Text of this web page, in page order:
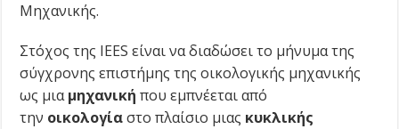
Μηχανικής.
Στόχος της IEES είναι να διαδώσει το μήνυμα της
σύγχρονης επιστήμης της οικολογικής μηχανικής
ως μιαμηχανική που εμπνέεται από
την οικολογίαστο πλαίσιο μιας κυκλικής